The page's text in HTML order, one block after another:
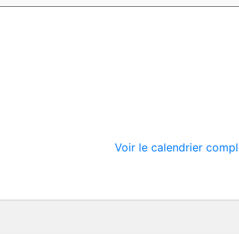
Voir le calendrier